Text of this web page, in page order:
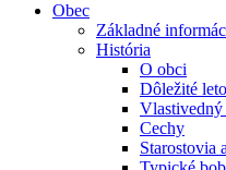
Obec
Základné
História
O obci
Dôležité
Vlastivedný
Cechy
Starostovia